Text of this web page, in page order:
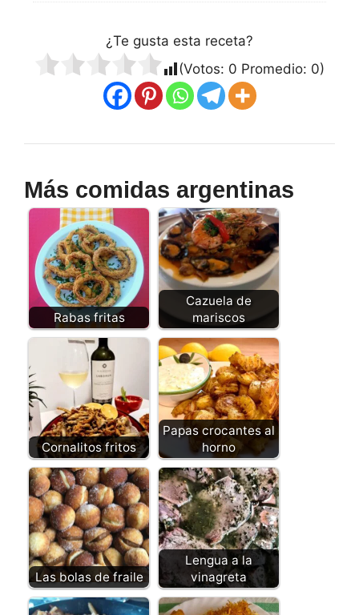
¿Te gusta esta receta?
(Votos: 0 Promedio: 0)
Más comidas argentinas
Rabas fritas
Cazuela de
mariscos
Cornalitos fritos
Papas crocantes al
horno
Las bolas de fraile
Lengua a la
vinagreta